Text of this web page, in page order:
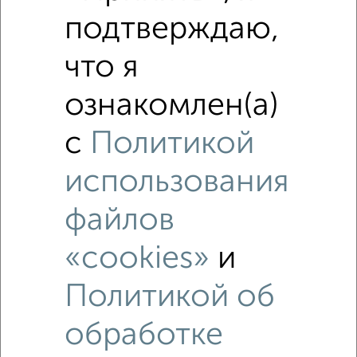
Рядом, с меньшей ценой
Недалеко от Клубная 3 с ценой ниже
подтверждаю,
что я
ознакомлен(а)
с Политикой
использования
файлов
«cookies» и
Политикой об
обработке